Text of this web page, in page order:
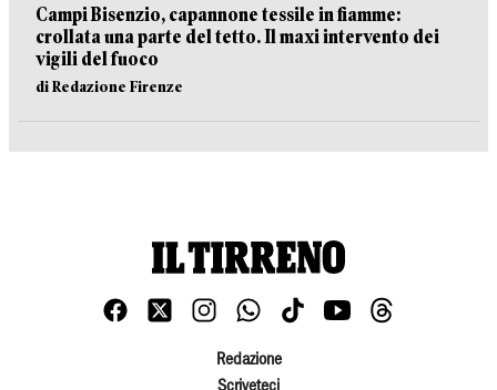
Campi Bisenzio, capannone tessile in fiamme:
crollata una parte del tetto. Il maxi intervento dei
vigili del fuoco
di Redazione Firenze
Redazione
Scriveteci